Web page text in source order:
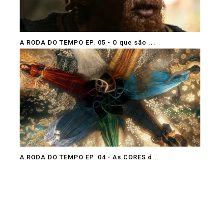
A RODA DO TEMPO EP. 05 - O que são ...
A RODA DO TEMPO EP. 04 - As CORES d...